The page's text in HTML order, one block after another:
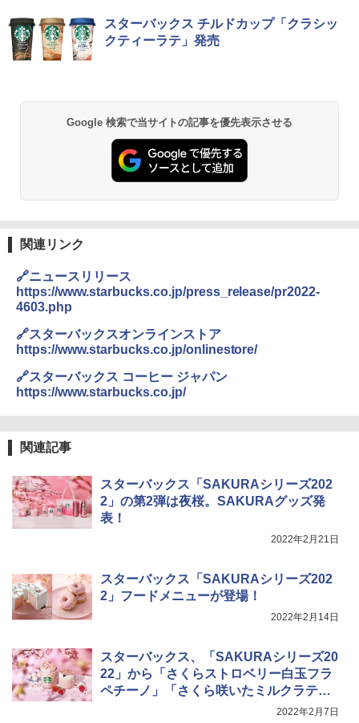
1
チキンラーメン どんぶり 85g×12個 日清
食品 インスタント カップ麺
【公式】ブタメン とんこつ味 35g×15個
| 業務用 夜食 カップラーメン ミニカップ
麺 小腹 インスタント アウトドアにも ロ
ーリングストック 大人買い おやつカン
パニー
3
カップヌードル カップヌードルPRO シ
ーフードヌードル 高たんぱく&低糖質 さ
5
カップヌードル レギュラー 日清食品 カ
ップ麺 78g×20個
1
シャープ 過熱水蒸気 オーブンレンジ 23
L 1段調理 ブラック RE-WF232-B シンプ
ル操作 コンパクト 一人暮らし 二人暮ら
￥29,582
[山善] スチームオーブンレンジ 25L 一人
3
ーム調理 フラットテーブル トースト機
能 自動メニュー33種 簡単お手入れ ブラ
￥26,800
4
0℃ 1段調理 フラットテーブル 電子レン
ジ 赤外線センサー ノンフライ調理 簡単
お手入れ 小型 新生活 一人暮らし 二人暮
5
シャープ ウォーターオーブン ヘルシオ
AX-XJ1-B ブラック 30L 2段調理 コンベ
￥44,800
スターバックス チルドカップ「クラシッ
クティーラテ」発売
Google 検索で当サイトの記事を優先表示させる
関連リンク
🔗ニュースリリース
https://www.starbucks.co.jp/press_release/pr2022-
4603.php
🔗スターバックスオンラインストア
https://www.starbucks.co.jp/onlinestore/
🔗スターバックス コーヒー ジャパン
https://www.starbucks.co.jp/
関連記事
スターバックス「SAKURAシリーズ202
2」の第2弾は夜桜。SAKURAグッズ発
表！
2022年2月21日
スターバックス「SAKURAシリーズ202
2」フードメニューが登場！
2022年2月14日
スターバックス、「SAKURAシリーズ20
22」から「さくらストロベリー白玉フラ
ペチーノ」「さくら咲いたミルクラテ」
2022年2月7日